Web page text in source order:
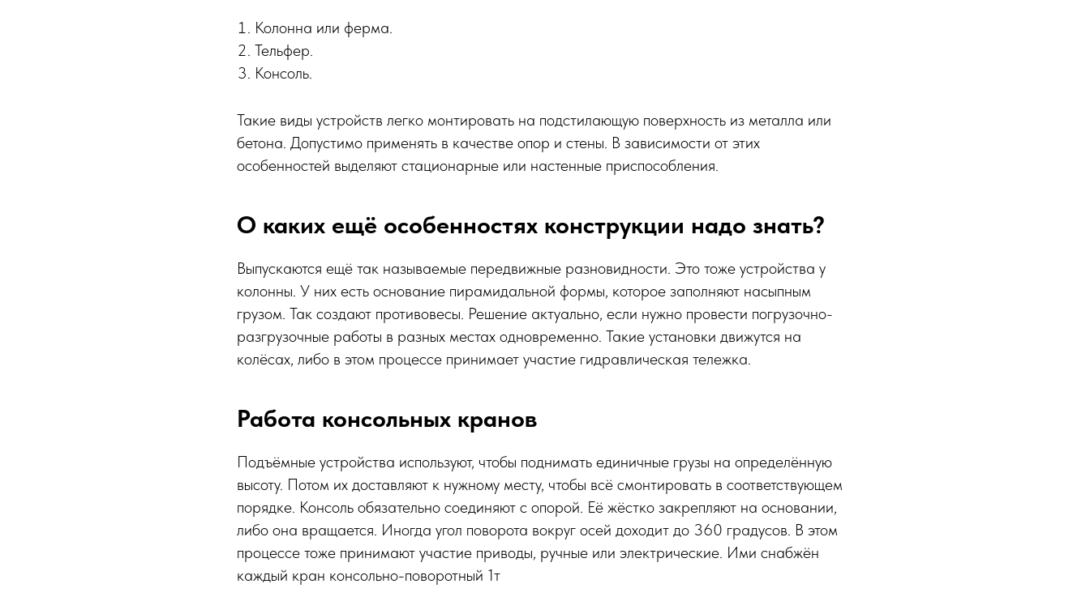
Колонна или ферма.
Тельфер.
Консоль.
Такие виды устройств легко монтировать на подстилающую поверхность из металла или
бетона. Допустимо применять в качестве опор и стены. В зависимости от этих
особенностей выделяют стационарные или настенные приспособления.
О каких ещё особенностях конструкции надо знать?
Выпускаются ещё так называемые передвижные разновидности. Это тоже устройства у
колонны. У них есть основание пирамидальной формы, которое заполняют насыпным
грузом. Так создают противовесы. Решение актуально, если нужно провести погрузочно-
разгрузочные работы в разных местах одновременно. Такие установки движутся на
колёсах, либо в этом процессе принимает участие гидравлическая тележка.
Работа консольных кранов
Подъёмные устройства используют, чтобы поднимать единичные грузы на определённую
высоту. Потом их доставляют к нужному месту, чтобы всё смонтировать в соответствующем
порядке. Консоль обязательно соединяют с опорой. Её жёстко закрепляют на основании,
либо она вращается. Иногда угол поворота вокруг осей доходит до 360 градусов. В этом
процессе тоже принимают участие приводы, ручные или электрические. Ими снабжён
каждый кран консольно-поворотный 1т